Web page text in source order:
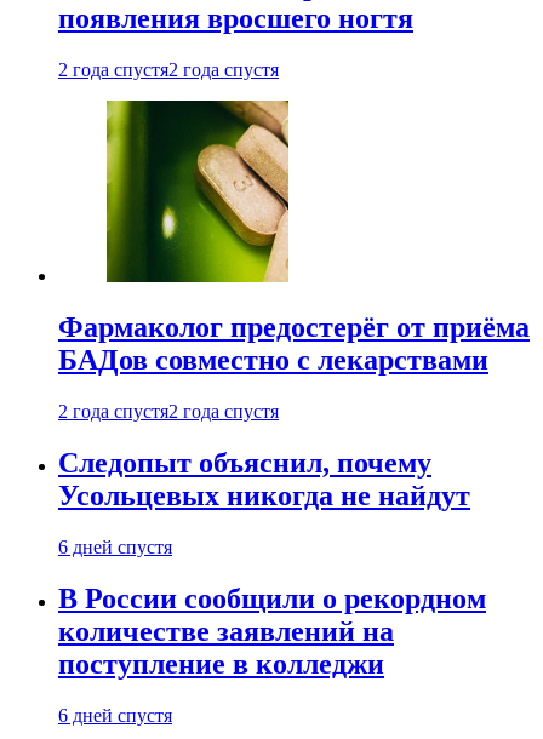
появления вросшего ногтя
2 года спустя2 года спустя
Фармаколог предостерёг от приёма
БАДов совместно с лекарствами
2 года спустя2 года спустя
Следопыт объяснил, почему
Усольцевых никогда не найдут
6 дней спустя
В России сообщили о рекордном
количестве заявлений на
поступление в колледжи
6 дней спустя